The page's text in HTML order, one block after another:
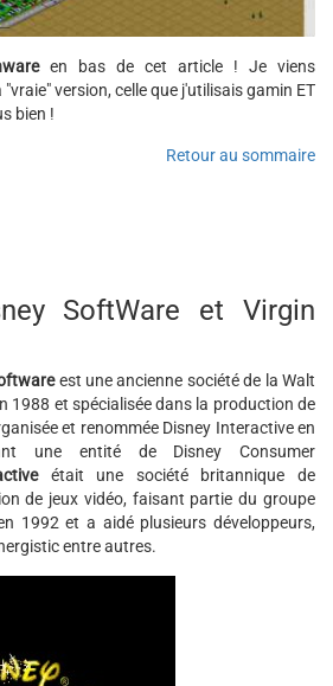
en bas de cet article ! Je viens
version, celle que j'utilisais gamin ET
bien !
Retour au sommaire
SoftWare et Virgin
est une ancienne société de la Walt
1988 et spécialisée dans la production de
et renommée Disney Interactive en
une entité de Disney Consumer
était une société britannique de
de jeux vidéo, faisant partie du groupe
1992 et a aidé plusieurs développeurs,
entre autres.